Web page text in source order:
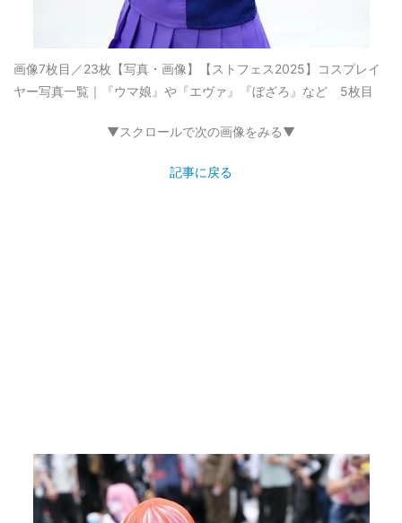
画像7枚目／23枚 【写真・画像】【ストフェス2025】コスプレイ
ヤー写真一覧｜『ウマ娘』や『エヴァ』『ぼざろ』など 5枚目
▼スクロールで次の画像をみる▼
記事に戻る